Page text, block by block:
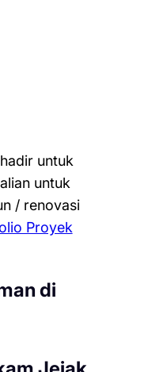
untuk
untuk
/ renovasi
Proyek
di